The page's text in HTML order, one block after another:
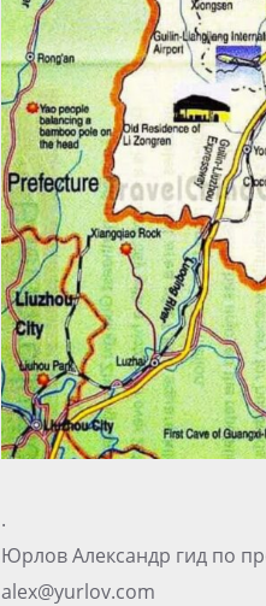
.
Юрлов Александр гид по
alex@yurlov.com